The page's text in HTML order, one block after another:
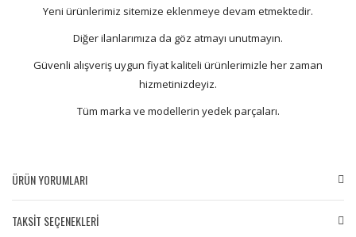
Yeni ürünlerimiz sitemize eklenmeye devam etmektedir.
Diğer ilanlarımıza da göz atmayı unutmayın.
Güvenli alışveriş uygun fiyat kaliteli ürünlerimizle her zaman
hizmetinizdeyiz.
Tüm marka ve modellerin yedek parçaları.
ÜRÜN YORUMLARI
TAKSİT SEÇENEKLERİ